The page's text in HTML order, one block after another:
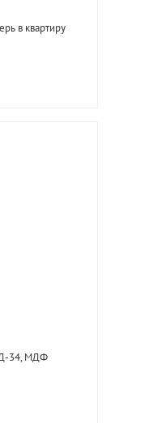
в квартиру
34, МДФ